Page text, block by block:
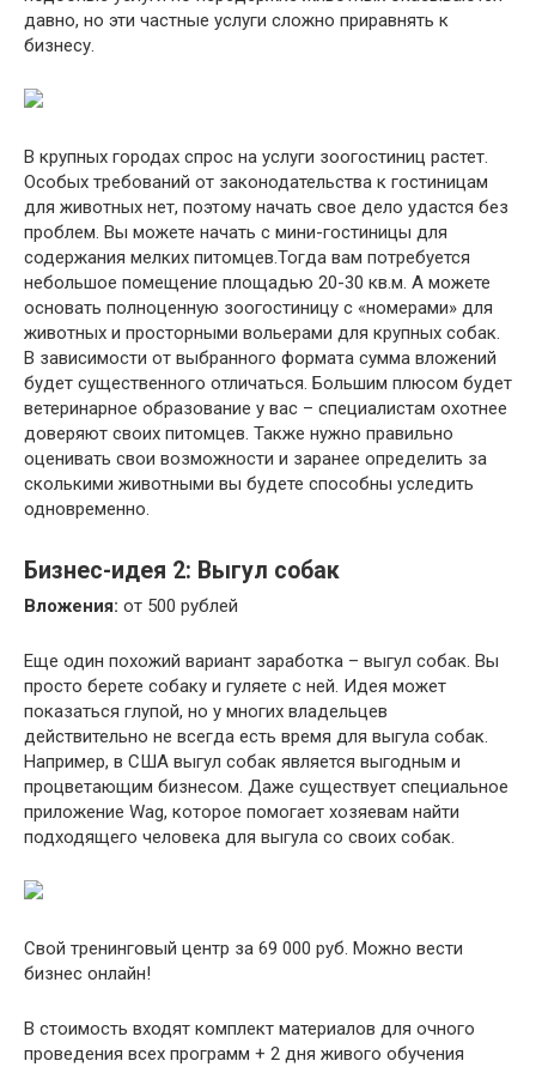
давно, но эти частные услуги сложно приравнять к
бизнесу.
В крупных городах спрос на услуги зоогостиниц растет.
Особых требований от законодательства к гостиницам
для животных нет, поэтому начать свое дело удастся без
проблем. Вы можете начать с мини-гостиницы для
содержания мелких питомцев.Тогда вам потребуется
небольшое помещение площадью 20-30 кв.м. А можете
основать полноценную зоогостиницу с «номерами» для
животных и просторными вольерами для крупных собак.
В зависимости от выбранного формата сумма вложений
будет существенного отличаться. Большим плюсом будет
ветеринарное образование у вас – специалистам охотнее
доверяют своих питомцев. Также нужно правильно
оценивать свои возможности и заранее определить за
сколькими животными вы будете способны уследить
одновременно.
Бизнес-идея 2: Выгул собак
Вложения: от 500 рублей
Еще один похожий вариант заработка – выгул собак. Вы
просто берете собаку и гуляете с ней. Идея может
показаться глупой, но у многих владельцев
действительно не всегда есть время для выгула собак.
Например, в США выгул собак является выгодным и
процветающим бизнесом. Даже существует специальное
приложение Wag, которое помогает хозяевам найти
подходящего человека для выгула со своих собак.
Свой тренинговый центр за 69 000 руб. Можно вести
бизнес онлайн!
В стоимость входят комплект материалов для очного
проведения всех программ + 2 дня живого обучения